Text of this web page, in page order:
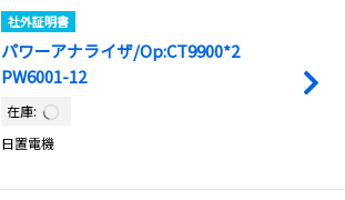
社外証明書
パワーアナライザ/Op:CT9900*2
PW6001-12
在庫:
日置電機